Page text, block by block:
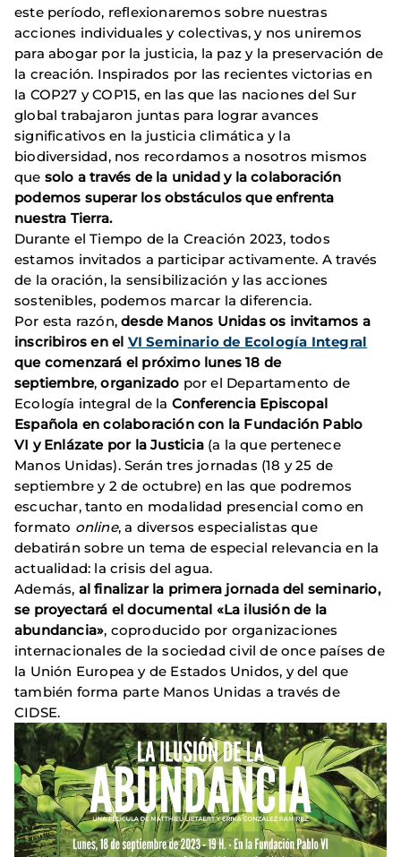
este período, reflexionaremos sobre nuestras
acciones individuales y colectivas, y nos uniremos
para abogar por la justicia, la paz y la preservación de
la creación. Inspirados por las recientes victorias en
la COP27 y COP15, en las que las naciones del Sur
global trabajaron juntas para lograr avances
significativos en la justicia climática y la
biodiversidad, nos recordamos a nosotros mismos
que solo a través de la unidad y la colaboración
podemos superar los obstáculos que enfrenta
nuestra Tierra.
Durante el Tiempo de la Creación 2023, todos
estamos invitados a participar activamente. A través
de la oración, la sensibilización y las acciones
sostenibles, podemos marcar la diferencia.
Por esta razón,desde Manos Unidas os invitamos a
inscribiros en el VI Seminario de Ecología Integral
que comenzará el próximo lunes 18 de
septiembre,organizado por el Departamento de
Ecología integral de la Conferencia Episcopal
Española en colaboración con la Fundación Pablo
VI y Enlázate por la Justicia (a la que pertenece
Manos Unidas). Serán tres jornadas (18 y 25 de
septiembre y 2 de octubre) en las que podremos
escuchar, tanto en modalidad presencial como en
formato online, a diversos especialistas que
debatirán sobre un tema de especial relevancia en la
actualidad: la crisis del agua.
Además, al finalizar la primera jornada del seminario,
se proyectará el documental «La ilusión de la
abundancia», coproducido por organizaciones
internacionales de la sociedad civil de once países de
la Unión Europea y de Estados Unidos, y del que
también forma parte Manos Unidas a través de
CIDSE.